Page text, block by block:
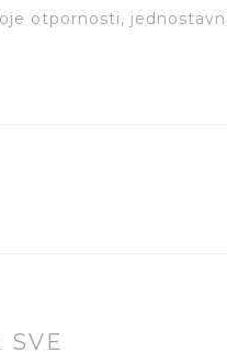
otpornosti,
SVE